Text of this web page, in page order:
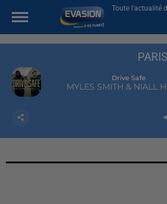
Toute l'actualité
Drive Safe
MYLES SMITH & NIALL
PARIS